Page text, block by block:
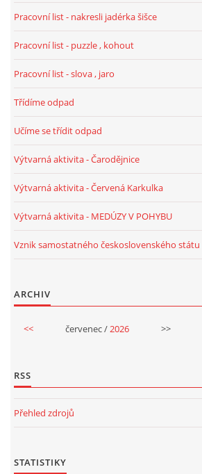
SVATÁ KATEŘINA 25.LISTOPADU
MIKULÁŠ, ČERTI
VELIKONOCE
Pracovní list - nakresli jadérka šišce
Pracovní list - puzzle , kohout
Pracovní list - slova , jaro
Třídíme odpad
Učíme se třídit odpad
Výtvarná aktivita - Čarodějnice
Výtvarná aktivita - Červená Karkulka
Výtvarná aktivita - MEDÚZY V POHYBU
Vznik samostatného československého státu
ARCHIV
<< červenec /2026 >>
RSS
Přehled zdrojů
STATISTIKY